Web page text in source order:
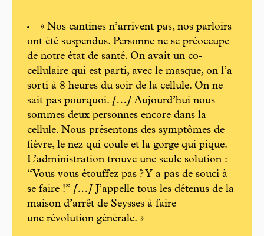
« Nos cantines n’arrivent pas, nos parloirs
ont été suspendus. Personne ne se préoccupe
de notre état de santé. On avait un co-
cellulaire qui est parti, avec le masque, on l’a
sorti à 8 heures du soir de la cellule. On ne
sait pas pourquoi. […] Aujourd’hui nous
sommes deux personnes encore dans la
cellule. Nous présentons des symptômes de
fièvre, le nez qui coule et la gorge qui pique.
L’administration trouve une seule solution :
“Vous vous étouffez pas ? Y a pas de souci à
se faire !” […] J’appelle tous les détenus de la
maison d’arrêt de Seysses à faire
une révolution générale. »